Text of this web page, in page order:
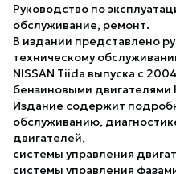
Руководство по
обслуживание, ремонт.
В издании представлено
техническому
NISSAN Tiida выпуска с
бензиновыми двигателями
Издание содержит
обслуживанию,
двигателей,
системы управления
системы управления